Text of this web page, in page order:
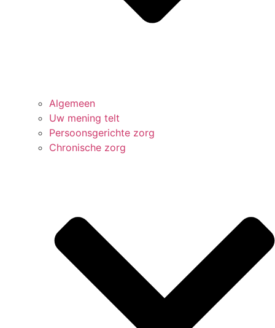
Algemeen
Uw mening telt
Persoonsgerichte zorg
Chronische zorg